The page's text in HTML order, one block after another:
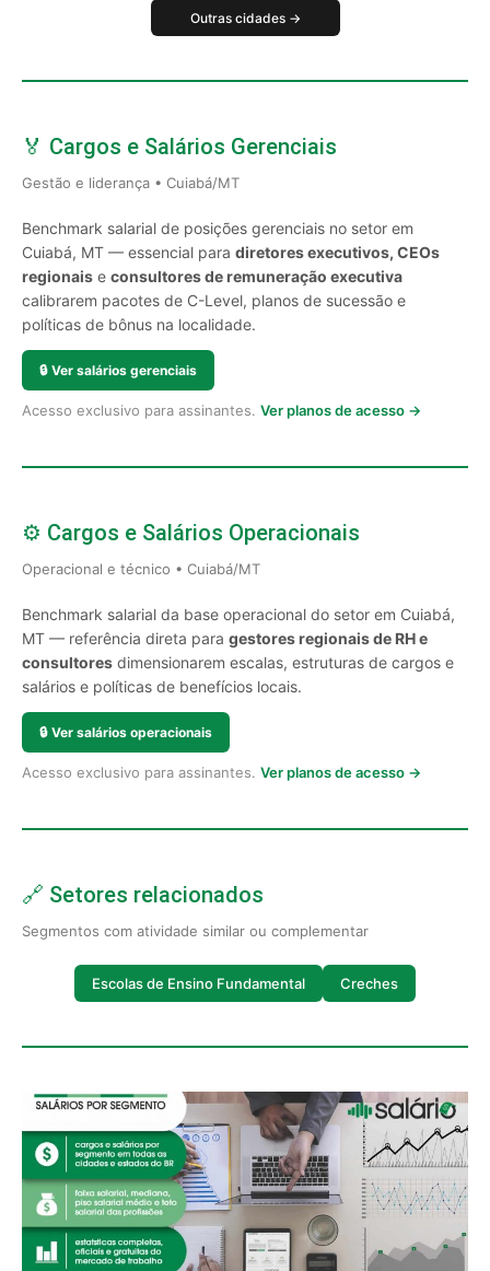
Outras cidades →
🏅 Cargos e Salários Gerenciais
Gestão e liderança • Cuiabá/MT
Benchmark salarial de posições gerenciais no setor em
Cuiabá, MT — essencial para diretores executivos, CEOs
regionais e consultores de remuneração executiva
calibrarem pacotes de C-Level, planos de sucessão e
políticas de bônus na localidade.
🔒 Ver salários gerenciais
Acesso exclusivo para assinantes. Ver planos de acesso →
⚙️ Cargos e Salários Operacionais
Operacional e técnico • Cuiabá/MT
Benchmark salarial da base operacional do setor em Cuiabá,
MT — referência direta para gestores regionais de RH e
consultores dimensionarem escalas, estruturas de cargos e
salários e políticas de benefícios locais.
🔒 Ver salários operacionais
Acesso exclusivo para assinantes. Ver planos de acesso →
🔗 Setores relacionados
Segmentos com atividade similar ou complementar
Escolas de Ensino Fundamental Creches